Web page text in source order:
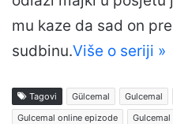
mu kaze da sad on
sudbinu.Više o seriji »
Tagovi Gülcemal Gulcemal
Gulcemal online epizode